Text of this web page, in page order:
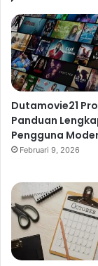
Dutamovie21
Panduan
Pengguna
Februari 9, 2026